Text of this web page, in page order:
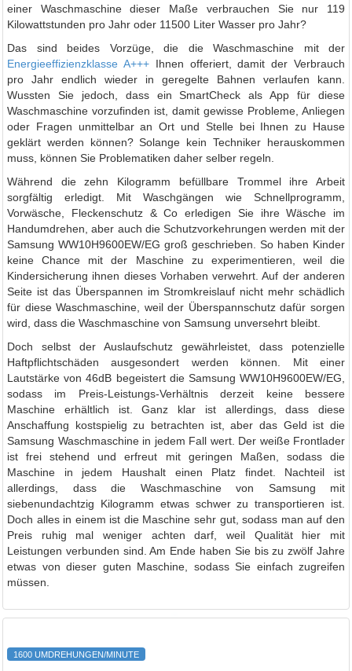
einer Waschmaschine dieser Maße verbrauchen Sie nur 119
Kilowattstunden pro Jahr oder 11500 Liter Wasser pro Jahr?
Das sind beides Vorzüge, die die Waschmaschine mit der
Energieeffizienzklasse A+++Ihnen offeriert, damit der Verbrauch
pro Jahr endlich wieder in geregelte Bahnen verlaufen kann.
Wussten Sie jedoch, dass ein SmartCheck als App für diese
Waschmaschine vorzufinden ist, damit gewisse Probleme, Anliegen
oder Fragen unmittelbar an Ort und Stelle bei Ihnen zu Hause
geklärt werden können? Solange kein Techniker herauskommen
muss, können Sie Problematiken daher selber regeln.
Während die zehn Kilogramm befüllbare Trommel ihre Arbeit
sorgfältig erledigt. Mit Waschgängen wie Schnellprogramm,
Vorwäsche, Fleckenschutz & Co erledigen Sie ihre Wäsche im
Handumdrehen, aber auch die Schutzvorkehrungen werden mit der
Samsung WW10H9600EW/EG groß geschrieben. So haben Kinder
keine Chance mit der Maschine zu experimentieren, weil die
Kindersicherung ihnen dieses Vorhaben verwehrt. Auf der anderen
Seite ist das Überspannen im Stromkreislauf nicht mehr schädlich
für diese Waschmaschine, weil der Überspannschutz dafür sorgen
wird, dass die Waschmaschine von Samsung unversehrt bleibt.
Doch selbst der Auslaufschutz gewährleistet, dass potenzielle
Haftpflichtschäden ausgesondert werden können. Mit einer
Lautstärke von 46dB begeistert die Samsung WW10H9600EW/EG,
sodass im Preis-Leistungs-Verhältnis derzeit keine bessere
Maschine erhältlich ist. Ganz klar ist allerdings, dass diese
Anschaffung kostspielig zu betrachten ist, aber das Geld ist die
Samsung Waschmaschine in jedem Fall wert. Der weiße Frontlader
ist frei stehend und erfreut mit geringen Maßen, sodass die
Maschine in jedem Haushalt einen Platz findet. Nachteil ist
allerdings, dass die Waschmaschine von Samsung mit
siebenundachtzig Kilogramm etwas schwer zu transportieren ist.
Doch alles in einem ist die Maschine sehr gut, sodass man auf den
Preis ruhig mal weniger achten darf, weil Qualität hier mit
Leistungen verbunden sind. Am Ende haben Sie bis zu zwölf Jahre
etwas von dieser guten Maschine, sodass Sie einfach zugreifen
müssen.
1600 UMDREHUNGEN/MINUTE